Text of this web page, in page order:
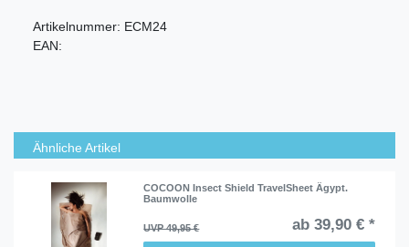
Artikelnummer: ECM24
EAN:
Ähnliche Artikel
COCOON Insect Shield TravelSheet Ägypt.
Baumwolle
UVP 49,95 € ab 39,90 € *